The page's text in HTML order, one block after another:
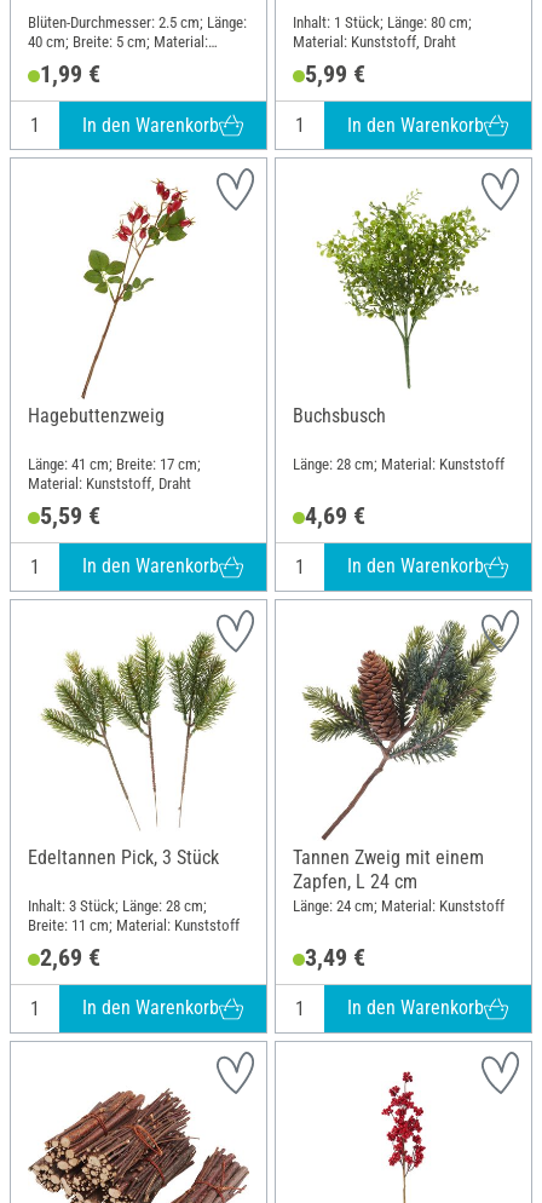
Blüten-Durchmesser: 2.5 cm; Länge:
40 cm; Breite: 5 cm; Material:
1,99 €
In den Warenkorb
Inhalt: 1 Stück; Länge: 80 cm;
Material: Kunststoff, Draht
5,99 €
In den Warenkorb
Hagebuttenzweig
Länge: 41 cm; Breite: 17 cm;
Material: Kunststoff, Draht
5,59 €
In den Warenkorb
Buchsbusch
Länge: 28 cm; Material: Kunststoff
4,69 €
In den Warenkorb
Edeltannen Pick, 3 Stück
Inhalt: 3 Stück; Länge: 28 cm;
Breite: 11 cm; Material: Kunststoff
2,69 €
In den Warenkorb
Tannen Zweig mit einem
Zapfen, L 24 cm
Länge: 24 cm; Material: Kunststoff
3,49 €
In den Warenkorb